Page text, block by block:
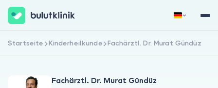
Jetzt registrieren Anmelden
Startseite Kinderheilkunde Fachärztl. Dr. Murat Gündüz
Fachärztl. Dr. Murat Gündüz